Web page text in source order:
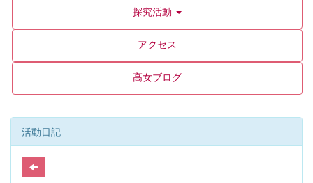
探究活動
アクセス
高女ブログ
活動日記